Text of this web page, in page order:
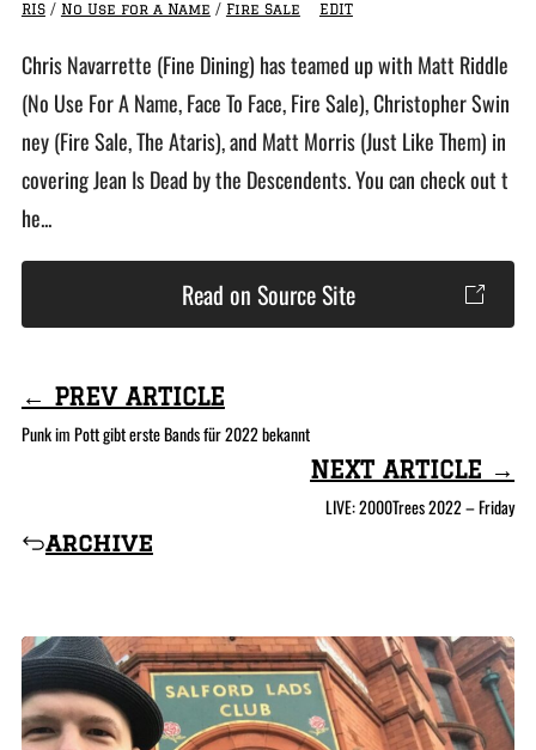
RIS/ No Use for a Name / Fire Sale EDIT
Chris Navarrette (Fine Dining) has teamed up with Matt Riddle
(No Use For A Name, Face To Face, Fire Sale), Christopher Swin
ney (Fire Sale, The Ataris), and Matt Morris (Just Like Them) in
covering Jean Is Dead by the Descendents. You can check out t
he...
Read on Source Site
← PREV ARTICLE
Punk im Pott gibt erste Bands für 2022 bekannt
archive
NEXT ARTICLE →
LIVE: 2000Trees 2022 – Friday